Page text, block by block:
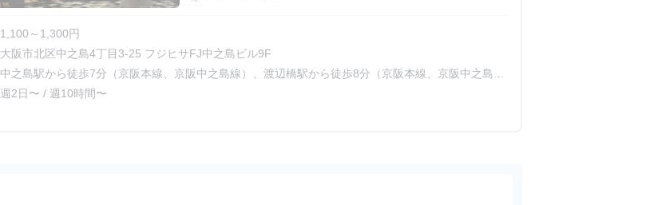
1,100～1,300円
大阪市北区中之島4丁目3-25 フジヒサFJ中之島ビル9F
中之島駅から徒歩7分（京阪本線、京阪中之島線）、渡辺橋駅から徒歩8分（京阪本線、京阪中之島
線）、新福島駅から徒歩8分（東西線、学研都市線）、肥後橋駅から徒歩10分（四つ橋線）
週2日〜 / 週10時間〜